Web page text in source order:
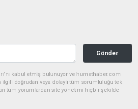
Gönder
kabul etmiş bulunuyor ve hurnethaber.com
ilgili doğrudan veya dolaylı tüm sorumluluğu tek
tüm yorumlardan site yönetimi hiçbir şekilde